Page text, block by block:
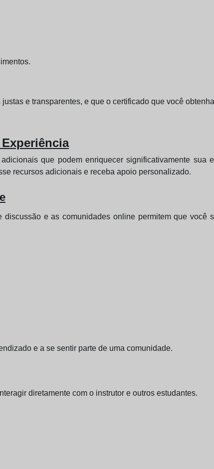
e transparentes, e que o certificado que você
que podem enriquecer significativamente sua
recursos adicionais e receba apoio personalizado.
e as comunidades online permitem que você
e a se sentir parte de uma comunidade.
diretamente com o instrutor e outros estudantes.